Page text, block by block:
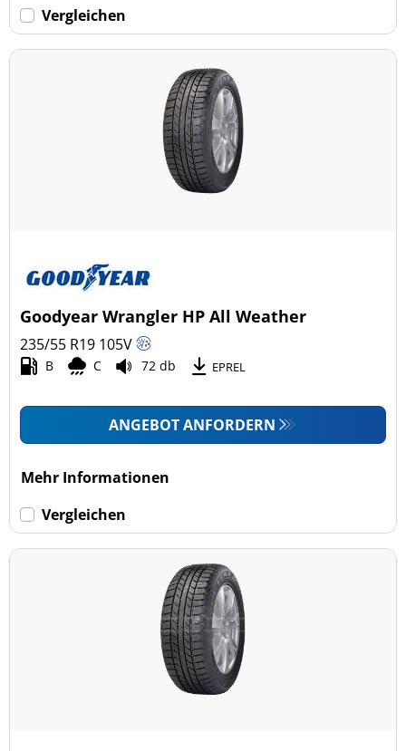
Vergleichen
Goodyear Wrangler HP All Weather
235/55 R19 105V
B C 72 db EPREL
ANGEBOT ANFORDERN
Mehr Informationen
Vergleichen